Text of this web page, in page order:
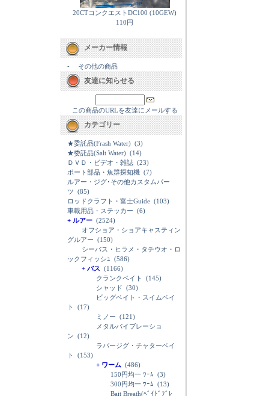
20CTコンクエストDC100 (10GEW)
110円
メーカー情報
- その他の商品
友達に知らせる
この商品のURLを友達にメールする
カテゴリー
★委託品(Frash Water) (3)
★委託品(Salt Water) (14)
ＤＶＤ・ビデオ・雑誌 (23)
ボート部品・魚群探知機 (7)
ルアー・ジグ･その他カスタムパー
ツ (85)
ロッドクラフト・富士Guide (103)
車載用品・ステッカー (6)
+ ルアー (2524)
オフショア・ショアキャスティン
グルアー (150)
シーバス・ヒラメ・タチウオ・ロ
ックフィッシｭ (586)
+ バス (1166)
クランクベイト
(145)
シャッド (30)
ビッグベイト・スイムベイ
ト
(17)
ミノー (121)
メタルバイブレーショ
ン (12)
ラバージグ・チャターベイ
ト
(153)
+ ワーム (486)
150円均一 ﾜｰﾑ (3)
300円均一 ﾜｰﾑ (13)
Bait Breath(ﾍﾞｲﾄﾞﾌﾞﾚ